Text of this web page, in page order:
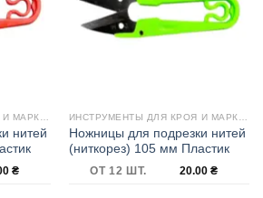
нитей
₴
Ножницы для подрезки нитей
(ниткорез) 105 мм Пластик
ОТ 12 ШТ. 20.00 ₴